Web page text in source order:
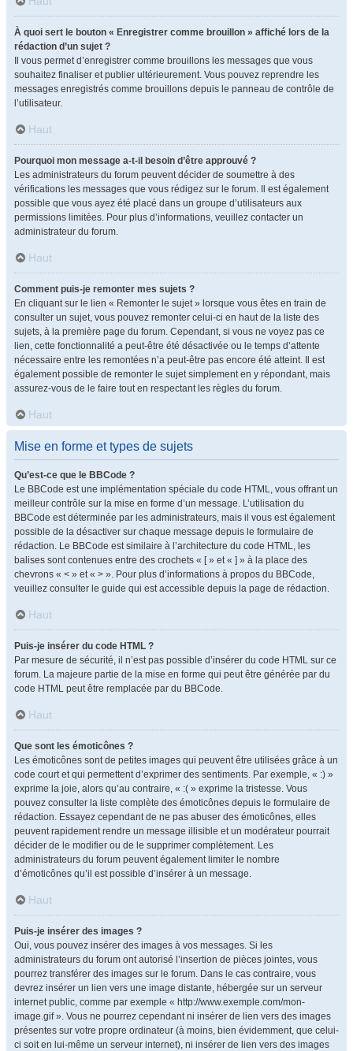
À quoi sert le bouton « Enregistrer comme brouillon » affiché lors de la
rédaction d’un sujet ?
Il vous permet d’enregistrer comme brouillons les messages que vous
souhaitez finaliser et publier ultérieurement. Vous pouvez reprendre les
messages enregistrés comme brouillons depuis le panneau de contrôle de
l’utilisateur.
Haut
Pourquoi mon message a-t-il besoin d’être approuvé ?
Les administrateurs du forum peuvent décider de soumettre à des
vérifications les messages que vous rédigez sur le forum. Il est également
possible que vous ayez été placé dans un groupe d’utilisateurs aux
permissions limitées. Pour plus d’informations, veuillez contacter un
administrateur du forum.
Haut
Comment puis-je remonter mes sujets ?
En cliquant sur le lien « Remonter le sujet » lorsque vous êtes en train de
consulter un sujet, vous pouvez remonter celui-ci en haut de la liste des
sujets, à la première page du forum. Cependant, si vous ne voyez pas ce
lien, cette fonctionnalité a peut-être été désactivée ou le temps d’attente
nécessaire entre les remontées n’a peut-être pas encore été atteint. Il est
également possible de remonter le sujet simplement en y répondant, mais
assurez-vous de le faire tout en respectant les règles du forum.
Haut
Mise en forme et types de sujets
Qu’est-ce que le BBCode ?
Le BBCode est une implémentation spéciale du code HTML, vous offrant un
meilleur contrôle sur la mise en forme d’un message. L’utilisation du
BBCode est déterminée par les administrateurs, mais il vous est également
possible de la désactiver sur chaque message depuis le formulaire de
rédaction. Le BBCode est similaire à l’architecture du code HTML, les
balises sont contenues entre des crochets « [ » et « ] » à la place des
chevrons « < » et « > ». Pour plus d’informations à propos du BBCode,
veuillez consulter le guide qui est accessible depuis la page de rédaction.
Haut
Puis-je insérer du code HTML ?
Par mesure de sécurité, il n’est pas possible d’insérer du code HTML sur ce
forum. La majeure partie de la mise en forme qui peut être générée par du
code HTML peut être remplacée par du BBCode.
Haut
Que sont les émoticônes ?
Les émoticônes sont de petites images qui peuvent être utilisées grâce à un
code court et qui permettent d’exprimer des sentiments. Par exemple, « :) »
exprime la joie, alors qu’au contraire, « :( » exprime la tristesse. Vous
pouvez consulter la liste complète des émoticônes depuis le formulaire de
rédaction. Essayez cependant de ne pas abuser des émoticônes, elles
peuvent rapidement rendre un message illisible et un modérateur pourrait
décider de le modifier ou de le supprimer complètement. Les
administrateurs du forum peuvent également limiter le nombre
d’émoticônes qu’il est possible d’insérer à un message.
Haut
Puis-je insérer des images ?
Oui, vous pouvez insérer des images à vos messages. Si les
administrateurs du forum ont autorisé l’insertion de pièces jointes, vous
pourrez transférer des images sur le forum. Dans le cas contraire, vous
devrez insérer un lien vers une image distante, hébergée sur un serveur
internet public, comme par exemple « http://www.exemple.com/mon-
image.gif ». Vous ne pourrez cependant ni insérer de lien vers des images
présentes sur votre propre ordinateur (à moins, bien évidemment, que celui-
ci soit en lui-même un serveur internet), ni insérer de lien vers des images